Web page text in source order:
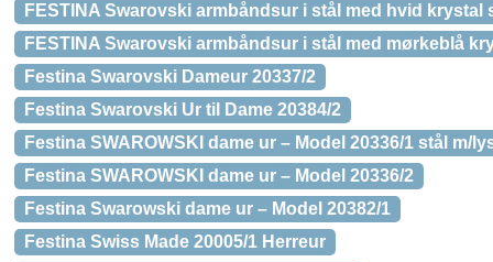
FESTINA Swarovski armbåndsur i stål med hvid
FESTINA Swarovski armbåndsur i stål med mørkeblå
Festina Swarovski Dameur 20337/2
Festina Swarovski Ur til Dame 20384/2
Festina SWAROWSKI dame ur – Model 20336/1 stål m/
Festina SWAROWSKI dame ur – Model 20336/2
Festina Swarowski dame ur – Model 20382/1
Festina Swiss Made 20005/1 Herreur